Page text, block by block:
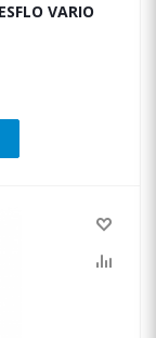
VARIO